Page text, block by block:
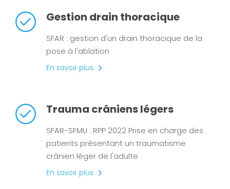
Gestion drain thoracique
SFAR : gestion d'un drain thoracique de la
pose à l'ablation
En savoir plus
Trauma crâniens légers
SFAR-SFMU : RPP 2022 Prise en charge des
patients présentant un traumatisme
crânien léger de l'adulte
En savoir plus